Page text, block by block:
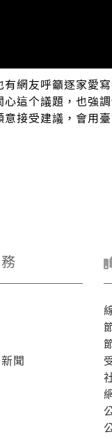
網友呼籲逐家愛
這个議題，也強
接受建議，會用
聞